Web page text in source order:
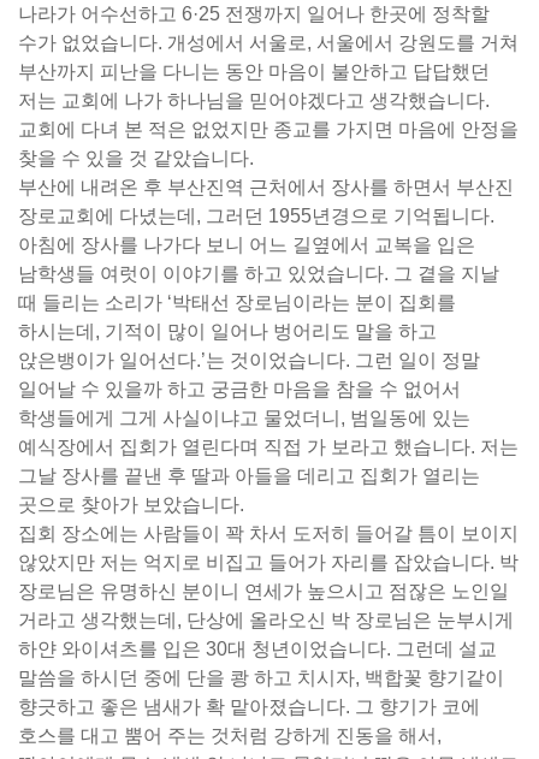
나라가 어수선하고 6·25 전쟁까지 일어나 한곳에 정착할
수가 없었습니다. 개성에서 서울로, 서울에서 강원도를 거쳐
부산까지 피난을 다니는 동안 마음이 불안하고 답답했던
저는 교회에 나가 하나님을 믿어야겠다고 생각했습니다.
교회에 다녀 본 적은 없었지만 종교를 가지면 마음에 안정을
찾을 수 있을 것 같았습니다.
부산에 내려온 후 부산진역 근처에서 장사를 하면서 부산진
장로교회에 다녔는데, 그러던 1955년경으로 기억됩니다.
아침에 장사를 나가다 보니 어느 길옆에서 교복을 입은
남학생들 여럿이 이야기를 하고 있었습니다. 그 곁을 지날
때 들리는 소리가 ‘박태선 장로님이라는 분이 집회를
하시는데, 기적이 많이 일어나 벙어리도 말을 하고
앉은뱅이가 일어선다.’는 것이었습니다. 그런 일이 정말
일어날 수 있을까 하고 궁금한 마음을 참을 수 없어서
학생들에게 그게 사실이냐고 물었더니, 범일동에 있는
예식장에서 집회가 열린다며 직접 가 보라고 했습니다. 저는
그날 장사를 끝낸 후 딸과 아들을 데리고 집회가 열리는
곳으로 찾아가 보았습니다.
집회 장소에는 사람들이 꽉 차서 도저히 들어갈 틈이 보이지
않았지만 저는 억지로 비집고 들어가 자리를 잡았습니다. 박
장로님은 유명하신 분이니 연세가 높으시고 점잖은 노인일
거라고 생각했는데, 단상에 올라오신 박 장로님은 눈부시게
하얀 와이셔츠를 입은 30대 청년이었습니다. 그런데 설교
말씀을 하시던 중에 단을 쾅 하고 치시자, 백합꽃 향기같이
향긋하고 좋은 냄새가 확 맡아졌습니다. 그 향기가 코에
호스를 대고 뿜어 주는 것처럼 강하게 진동을 해서,